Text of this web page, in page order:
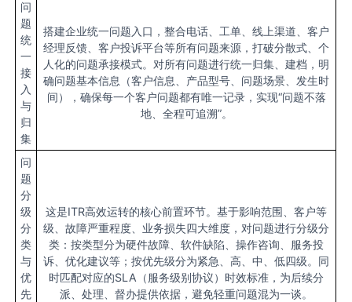
问
题
统
一
接
入
与
归
集
搭建企业统一问题入口，整合电话、工单、线上渠道、客户
经理反馈、客户投诉平台等所有问题来源，打破分散式、个
人化的问题承接模式。对所有问题进行统一归集、建档，明
确问题基本信息（客户信息、产品型号、问题场景、发生时
间），确保每一个客户问题都有唯一记录，实现“问题不落
地、全程可追溯”。
问
题
分
级
分
类
与
优
先
这是ITR高效运转的核心前置环节。基于影响范围、客户等
级、故障严重程度、业务损失四大维度，对问题进行分级分
类：按类型分为硬件故障、软件缺陷、操作咨询、服务投
诉、优化建议等；按优先级分为紧急、高、中、低四级。同
时匹配对应的SLA（服务级别协议）时效标准，为后续分
派、处理、督办提供依据，避免轻重问题混为一谈。